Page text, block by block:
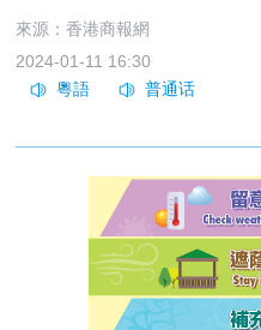
來源：香港商報網
2024-01-11 16:30